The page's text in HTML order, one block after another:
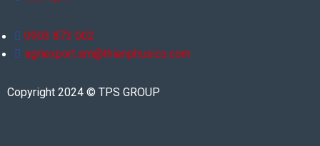
0903 873 002
agriexport.sm@thienphusico.com
Copyright 2024 © TPS GROUP